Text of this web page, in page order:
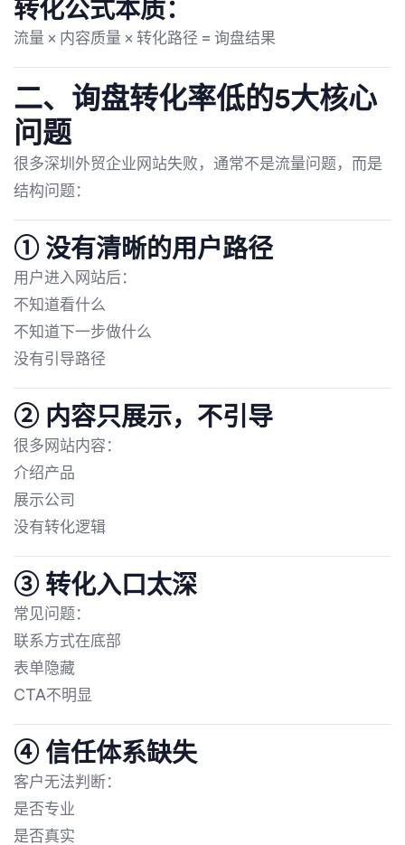
转化公式本质：
流量 × 内容质量 × 转化路径 = 询盘结果
二、询盘转化率低的5大核心
问题
很多深圳外贸企业网站失败，通常不是流量问题，而是
结构问题：
① 没有清晰的用户路径
用户进入网站后：
不知道看什么
不知道下一步做什么
没有引导路径
② 内容只展示，不引导
很多网站内容：
介绍产品
展示公司
没有转化逻辑
③ 转化入口太深
常见问题：
联系方式在底部
表单隐藏
CTA不明显
④ 信任体系缺失
客户无法判断：
是否专业
是否真实